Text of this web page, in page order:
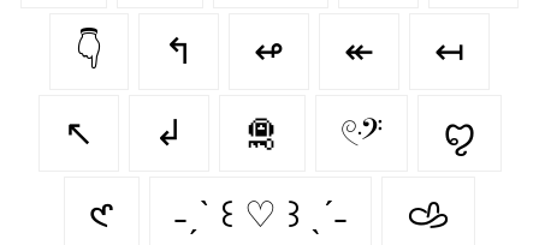
👇 ↰ ↫ ↞ ↤
↖ ↲ 🛅 𓏲ּ𝄢 ꨄ︎
𑣲 ˗ˏˋ ꒰ ♡ ꒱ ˎˊ˗ 𐚁